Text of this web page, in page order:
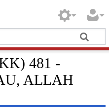
481 -
ALLAH